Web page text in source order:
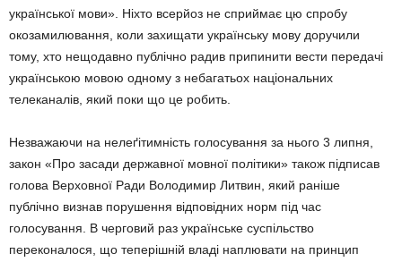
української мови». Ніхто всерйоз не сприймає цю спробу
окозамилювання, коли захищати українську мову доручили
тому, хто нещодавно публічно радив припинити вести передачі
українською мовою одному з небагатьох національних
телеканалів, який поки що це робить.
Незважаючи на нелеґітимність голосування за нього 3 липня,
закон «Про засади державної мовної політики» також підписав
голова Верховної Ради Володимир Литвин, який раніше
публічно визнав порушення відповідних норм під час
голосування. В черговий раз українське суспільство
переконалося, що теперішній владі наплювати на принцип